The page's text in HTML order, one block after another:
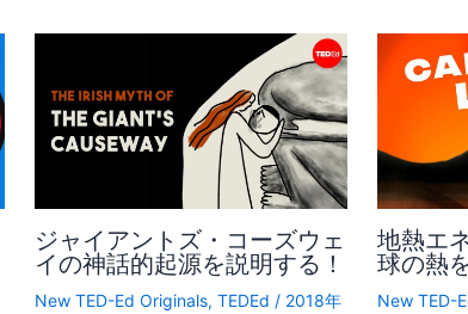
ジャイアントズ・コーズウェ
イの神話的起源を説明する！
New TED-Ed Originals,TEDEd / 2018年
地熱エ
球の熱
New TED-